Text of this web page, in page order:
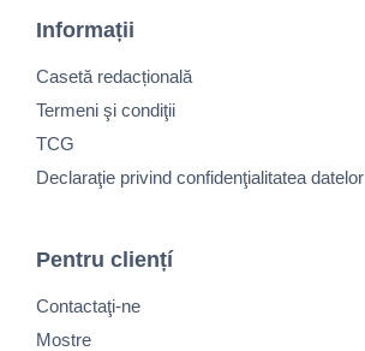
Informații
Casetă redacțională
Termeni şi condiţii
TCG
Declaraţie privind confidenţialitatea datelor
Pentru cliențí
Contactaţi-ne
Mostre